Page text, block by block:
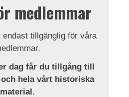
medlemmar
endast tillgänglig för våra
dag får du tillgång till
hela vårt historiska
material.